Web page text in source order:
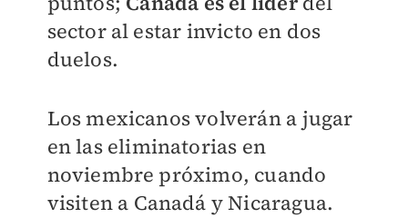
sector al estar invicto en dos
duelos.
Los mexicanos volverán a jugar
en las eliminatorias en
noviembre próximo, cuando
visiten a Canadá y Nicaragua.